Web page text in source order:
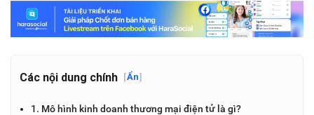
Các nội dung chính [Ẩn]
1. Mô hình kinh doanh thương mại điện tử là gì?